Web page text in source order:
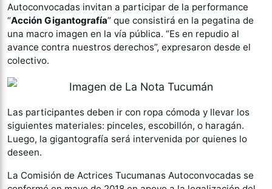
Autoconvocadas invitan a participar de la performance
“Acción Gigantografía” que consistirá en la pegatina de
una macro imagen en la vía pública. “Es en repudio al
avance contra nuestros derechos”, expresaron desde el
colectivo.
Las participantes deben ir con ropa cómoda y llevar los
siguientes materiales: pinceles, escobillón, o haragán.
Luego, la gigantografía será intervenida por quienes lo
deseen.
La Comisión de Actrices Tucumanas Autoconvocadas se